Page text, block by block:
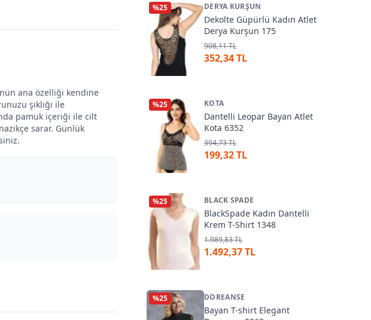
ana özelliği kendine
şıklığı ile
pamuk içeriği ile cilt
sarar. Günlük
%25 DERYA KURŞUN
Dekolte Güpürlü Kadın Atlet
Derya Kurşun 175
908,11 TL
352,34 TL
%25 KOTA
Dantelli Leopar Bayan Atlet
Kota 6352
394,73 TL
199,32 TL
%25 BLACK SPADE
BlackSpade Kadın Dantelli
Krem T-Shirt 1348
1.989,83 TL
1.492,37 TL
%25 DOREANSE
Bayan T-shirt Elegant